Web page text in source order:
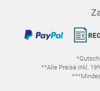
**Alle Preise inkl.